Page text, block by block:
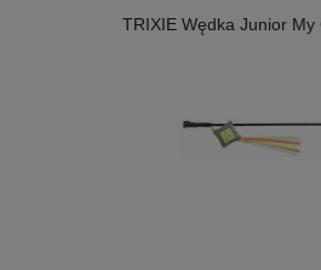
TRIXIE Wędka Junior My